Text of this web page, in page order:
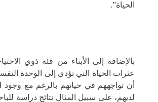
الحياة”.
بالإضافة إلى الأبناء من فئة ذوي
عثرات الحياة التي تؤدي إلى الوحدة
أن تواجههم في حياتهم بالرغم مع وجود